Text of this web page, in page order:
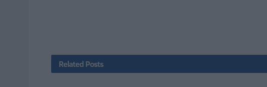
Related Posts